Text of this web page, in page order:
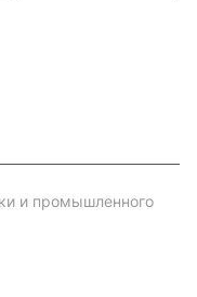
и промышленного